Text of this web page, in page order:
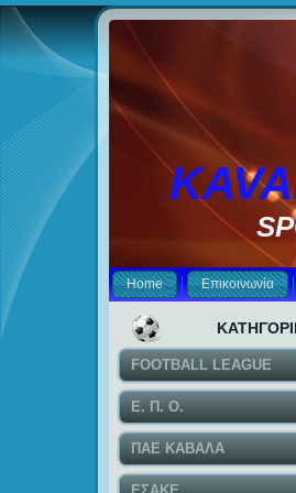
Home Επικοινωνία
FOOTBALL LEAGUE
Ε. Π. Ο.
ΠΑΕ ΚΑΒΑΛΑ